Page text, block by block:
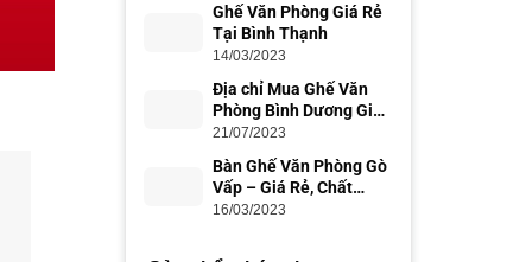
Ghế Văn Phòng Giá Rẻ
Tại Bình Thạnh
14/03/2023
Địa chỉ Mua Ghế Văn
Phòng Bình Dương Giá
Rẻ, Uy Tín
21/07/2023
Bàn Ghế Văn Phòng Gò
Vấp – Giá Rẻ, Chất
Lượng
16/03/2023